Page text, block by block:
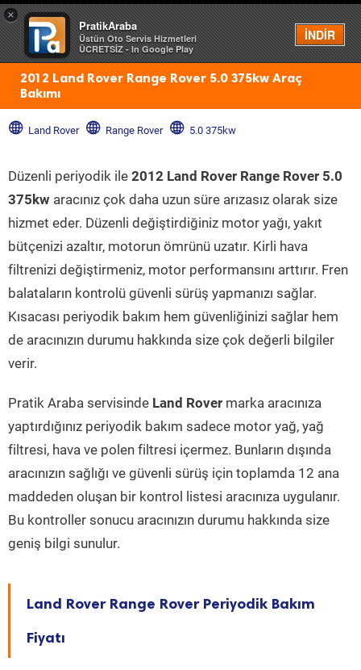
×
PratikAraba
Üstün Oto Servis Hizmetleri
ÜCRETSİZ - In Google Play
İNDİR
Menü
2012 Land Rover Range Rover 5.0 375kw Araç
Bakımı
Land Rover Range Rover 5.0 375kw
Düzenli periyodik ile 2012 Land Rover Range Rover 5.0
375kw aracınız çok daha uzun süre arızasız olarak size
hizmet eder. Düzenli değiştirdiğiniz motor yağı, yakıt
bütçenizi azaltır, motorun ömrünü uzatır. Kirli hava
filtrenizi değiştirmeniz, motor performansını arttırır. Fren
balataların kontrolü güvenli sürüş yapmanızı sağlar.
Kısacası periyodik bakım hem güvenliğinizi sağlar hem
de aracınızın durumu hakkında size çok değerli bilgiler
verir.
Pratik Araba servisinde Land Rover marka aracınıza
yaptırdığınız periyodik bakım sadece motor yağ, yağ
filtresi, hava ve polen filtresi içermez. Bunların dışında
aracınızın sağlığı ve güvenli sürüş için toplamda 12 ana
maddeden oluşan bir kontrol listesi aracınıza uygulanır.
Bu kontroller sonucu aracınızın durumu hakkında size
geniş bilgi sunulur.
Land Rover Range Rover Periyodik Bakım
Fiyatı